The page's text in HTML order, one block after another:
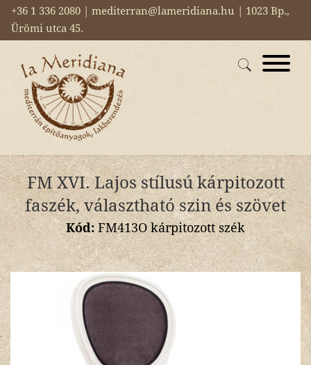
+36 1 336 2080 | mediterran@lameridiana.hu | 1023 Bp.,
Ürömi utca 45.
FM XVI. Lajos stílusú kárpitozott
faszék, választható szin és szövet
Kód: FM413O kárpitozott szék